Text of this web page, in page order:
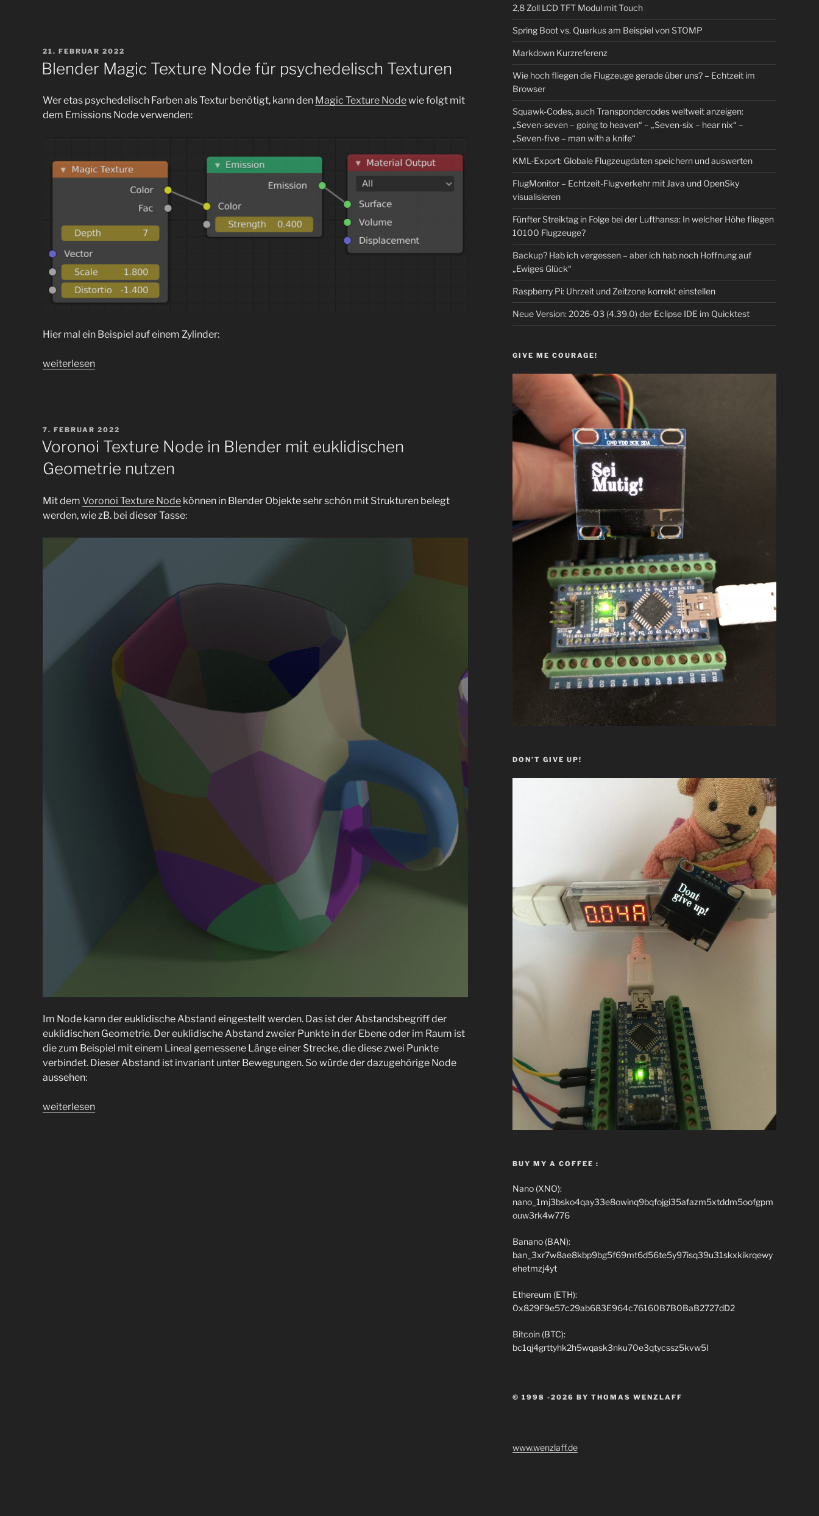
für
Blender
VERÖFFENTLICHT
AM
21. FEBRUAR 2022
Blender Magic Texture Node für psychedelisch Texturen
Wer etas psychedelisch Farben als Textur benötigt, kann den Magic Texture Nodewie folgt mit
dem Emissions Node verwenden:
Hier mal ein Beispiel auf einem Zylinder:
„Blender
psychedelisch
Texturen“
weiterlesen
VERÖFFENTLICHT
AM
7. FEBRUAR 2022
Voronoi Texture Node in Blender mit euklidischen
Geometrie nutzen
Mit dem Voronoi Texture Node können in Blender Objekte sehr schön mit Strukturen belegt
werden, wie zB. bei dieser Tasse:
Im Node kann der euklidische Abstand eingestellt werden. Das ist der Abstandsbegriff der
euklidischen Geometrie. Der euklidische Abstand zweier Punkte in der Ebene oder im Raum ist
die zum Beispiel mit einem Lineal gemessene Länge einer Strecke, die diese zwei Punkte
verbindet. Dieser Abstand ist invariant unter Bewegungen. So würde der dazugehörige Node
aussehen:
„Voronoi
weiterlesen
2,8 Zoll LCD TFT Modul mit Touch
Spring Boot vs. Quarkus am Beispiel von STOMP
Markdown Kurzreferenz
Wie hoch fliegen die Flugzeuge gerade über uns? – Echtzeit im
Browser
Squawk-Codes, auch Transpondercodes weltweit anzeigen:
„Seven-seven – going to heaven“ – „Seven-six – hear nix“ –
„Seven-five – man with a knife“
KML-Export: Globale Flugzeugdaten speichern und auswerten
FlugMonitor – Echtzeit-Flugverkehr mit Java und OpenSky
visualisieren
Fünfter Streiktag in Folge bei der Lufthansa: In welcher Höhe fliegen
10100 Flugzeuge?
Backup? Hab ich vergessen – aber ich hab noch Hoffnung auf
„Ewiges Glück“
Raspberry Pi: Uhrzeit und Zeitzone korrekt einstellen
Neue Version: 2026-03 (4.39.0) der Eclipse IDE im Quicktest
GIVE ME COURAGE!
DON’T GIVE UP!
BUY MY A COFFEE :
Nano (XNO):
nano_1mj3bsko4qay33e8owinq9bqfojgi35afazm5xtddm5oofgpm
ouw3rk4w776
Banano (BAN):
ban_3xr7w8ae8kbp9bg5f69mt6d56te5y97isq39u31skxkikrqewy
ehetmzj4yt
Ethereum (ETH):
0x829F9e57c29ab683E964c76160B7B0BaB2727dD2
Bitcoin (BTC):
bc1qj4grttyhk2h5wqask3nku70e3qtycssz5kvw5l
© 1998 -2026 BY THOMAS WENZLAFF
www.wenzlaff.de